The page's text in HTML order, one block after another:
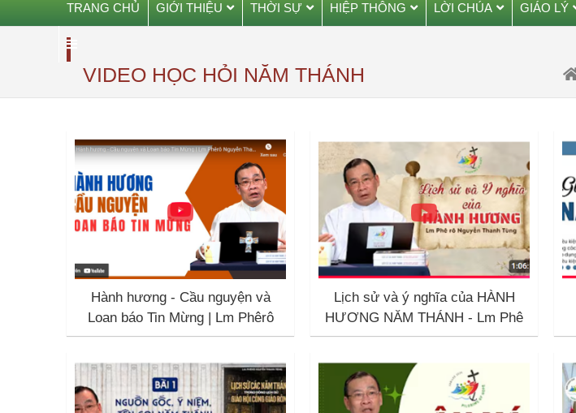
TRANG CHỦ GIỚI THIỆU THỜI SỰ HIỆP THÔNG LỜI CHÚA GIÁO LÝ
VIDEO HỌC HỎI NĂM THÁNH
Hành hương - Cầu nguyện và
Loan báo Tin Mừng | Lm Phêrô
Nguyễn Thanh Tùng
Lịch sử và ý nghĩa của HÀNH
HƯƠNG NĂM THÁNH - Lm Phê
rô Nguyễn Thanh Tùng